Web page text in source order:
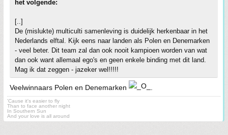
het volgende:
[..]
De (mislukte) multiculti samenleving is duidelijk herkenbaar in het
Nederlands elftal. Kijk eens naar landen als Polen en Denemarken
- veel beter. Dit team zal dan ook nooit kampioen worden van wat
dan ook want allemaal ego's en geen enkele binding met dit land.
Mag ik dat zeggen - jazeker wel!!!!!
Veelwinnaars Polen en Denemarken
'Cause it's easier to fly
Than to face another night
In Southern Sun
And your love is all around